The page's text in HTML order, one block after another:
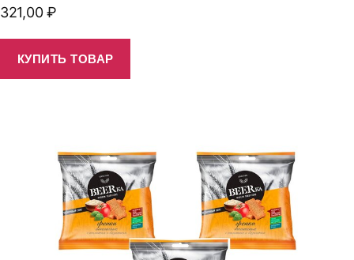
321,00₽
КУПИТЬ ТОВАР